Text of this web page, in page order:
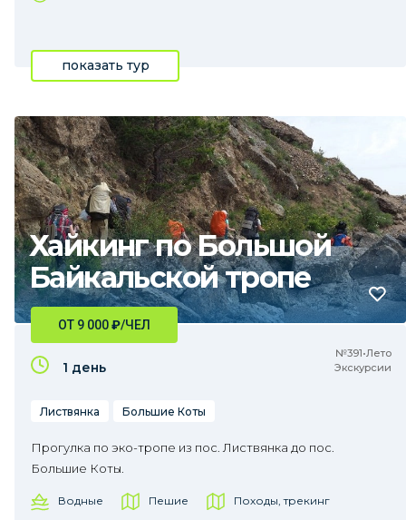
показать тур
Хайкинг по Большой
Байкальской тропе
№391•Лето
Экскурсии
ОТ 9 000₽/ЧЕЛ
1 день
Листвянка Большие Коты
Прогулка по эко-тропе из пос. Листвянка до пос.
Большие Коты.
Водные Пешие Походы, трекинг